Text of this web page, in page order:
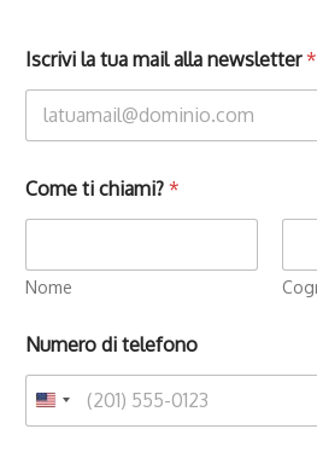
Iscrivi la tua mail alla newsletter*
Come ti chiami? *
Nome
Numero di telefono